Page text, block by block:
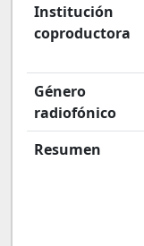
Institución
coproductora
Género
radiofónico
Resumen